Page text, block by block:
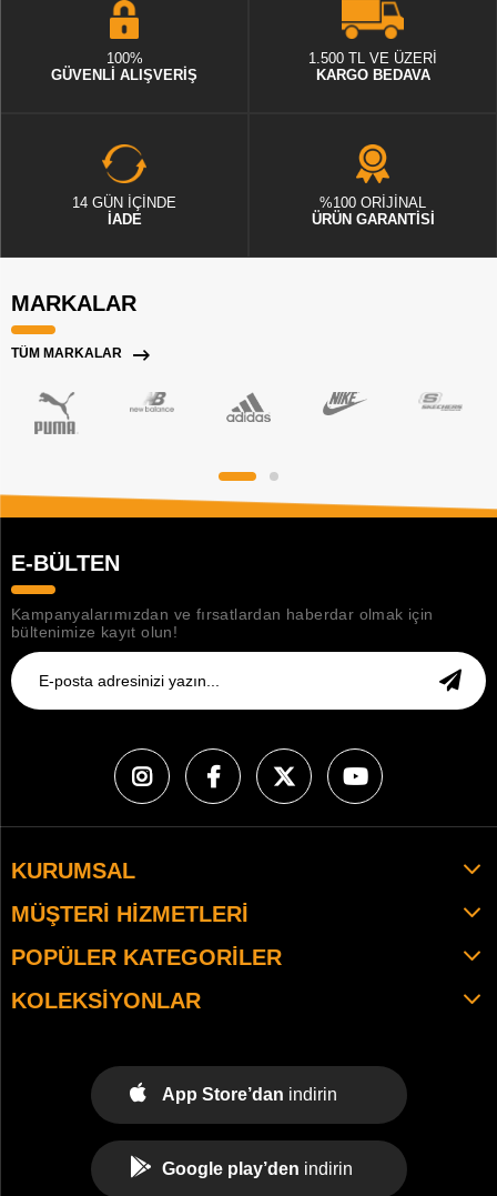
100%
GÜVENLİ ALIŞVERİŞ
1.500 TL VE ÜZERİ
KARGO BEDAVA
14 GÜN İÇİNDE
İADE
%100 ORİJİNAL
ÜRÜN GARANTİSİ
MARKALAR
TÜM MARKALAR
E-BÜLTEN
Kampanyalarımızdan ve fırsatlardan haberdar olmak için
bültenimize kayıt olun!
KURUMSAL
MÜŞTERI HIZMETLERI
POPÜLER KATEGORILER
KOLEKSIYONLAR
App Store’dan indirin
Google play’den indirin